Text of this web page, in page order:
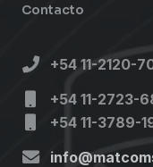
Contacto
+54 11-2120-
+54 11-2723-
+54 11-3789-